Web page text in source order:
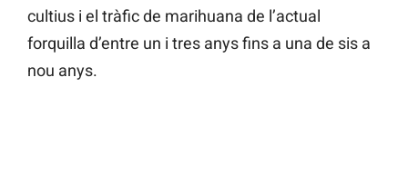
cultius i el tràfic de marihuana de l’actual
forquilla d’entre un i tres anys fins a una de sis a
nou anys.